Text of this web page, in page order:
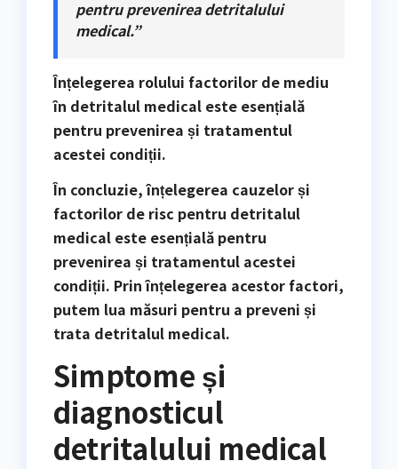
pentru prevenirea detritalului
medical.”
Înțelegerea rolului factorilor de mediu
în detritalul medical este esențială
pentru prevenirea și tratamentul
acestei condiții.
În concluzie, înțelegerea cauzelor și
factorilor de risc pentru detritalul
medical este esențială pentru
prevenirea și tratamentul acestei
condiții. Prin înțelegerea acestor factori,
putem lua măsuri pentru a preveni și
trata detritalul medical.
Simptome și
diagnosticul
detritalului medical